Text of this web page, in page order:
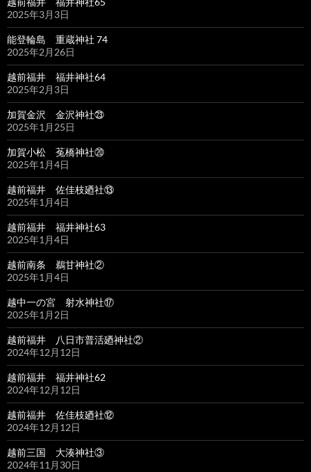
2025年3月3日
能登輪島 重蔵神社 74
2025年2月26日
越前福井 福井神社64
2025年2月3日
加賀金沢 金沢神社㉓
2025年1月25日
加賀小松 菟橋神社⑳
2025年1月4日
越前福井 佐佳枝廼社⑬
2025年1月4日
越前福井 福井神社63
2025年1月4日
越前南条 鵜甘神社②
2025年1月4日
越中一の宮 射水神社⑰
2025年1月2日
越前福井 八日市普活廼神社②
2024年12月12日
越前福井 福井神社62
2024年12月12日
越前福井 佐佳枝廼社⑫
2024年12月12日
越前三国 大湊神社③
2024年11月30日